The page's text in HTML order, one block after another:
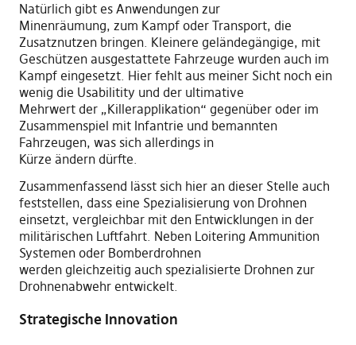
Natürlich gibt es Anwendungen zur
Minenräumung, zum Kampfoder Transport, die
Zusatznutzenbringen. Kleinere geländegängige, mit
Geschützen ausgestattete Fahrzeuge wurden auch im
Kampf eingesetzt. Hier fehlt aus meiner Sicht noch ein
wenig die Usabilitity und der ultimative
Mehrwertder„Killerapplikation“ gegenüber oder im
Zusammenspiel mit Infantrie und bemannten
Fahrzeugen, was sich allerdings in
Kürze ändern dürfte.
Zusammenfassend lässt sich hier an dieser Stelle auch
feststellen, dass eine Spezialisierung von Drohnen
einsetzt, vergleichbar mit den Entwicklungen in der
militärischen Luftfahrt. Neben Loitering Ammunition
Systemen oder Bomberdrohnen
werden gleichzeitig auch spezialisierte Drohnen zur
Drohnenabwehr entwickelt.
Strategische Innovation